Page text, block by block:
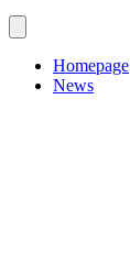
Homepage
News